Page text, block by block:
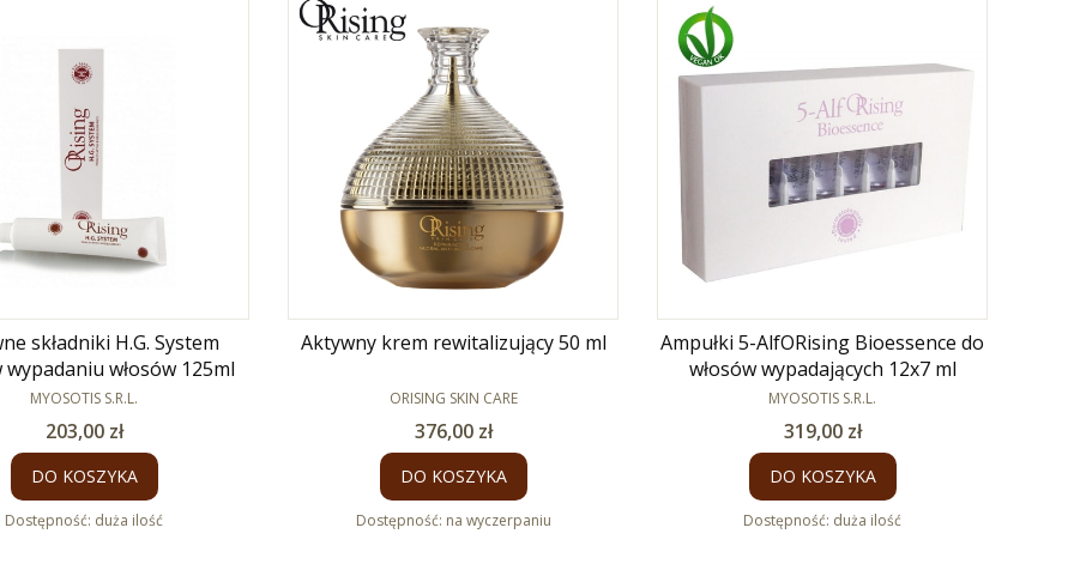
składniki H.G. System
przeciw wypadaniu włosów 125ml
PRODUCENT
MYOSOTIS S.R.L.
Cena
203,00 zł
DO KOSZYKA
Dostępność: duża ilość
Aktywny krem rewitalizujący 50 ml
PRODUCENT
ORISING SKIN CARE
Cena
376,00 zł
DO KOSZYKA
Dostępność: na wyczerpaniu
Ampułki 5-AlfORising Bioessence do
włosów wypadających 12x7 ml
PRODUCENT
MYOSOTIS S.R.L.
Cena
319,00 zł
DO KOSZYKA
Dostępność: duża ilość